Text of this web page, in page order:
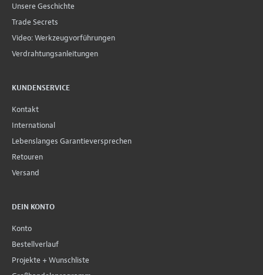
Unsere Geschichte
Trade Secrets
Video: Werkzeugvorführungen
Verdrahtungsanleitungen
KUNDENSERVICE
Kontakt
International
Lebenslanges Garantieversprechen
Retouren
Versand
DEIN KONTO
Konto
Bestellverlauf
Projekte + Wunschliste